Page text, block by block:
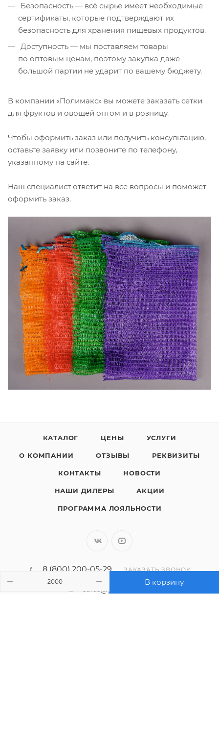
В корзину
Безопасность — всё сырье имеет необходимые
сертификаты, которые подтверждают их
безопасность для хранения пищевых продуктов.
Доступность — мы поставляем товары
по оптовым ценам, поэтому закупка даже
большой партии не ударит по вашему бюджету.
В компании «Полимакс» вы можете заказать сетки
для фруктов и овощей оптом и в розницу.
Чтобы оформить заказ или получить консультацию,
оставьте заявку или позвоните по телефону,
указанному на сайте.
Наш специалист ответит на все вопросы и поможет
оформить заказ.
КАТАЛОГ ЦЕНЫ УСЛУГИ
О КОМПАНИИ ОТЗЫВЫ РЕКВИЗИТЫ
КОНТАКТЫ НОВОСТИ
НАШИ ДИЛЕРЫ АКЦИИ
ПРОГРАММА ЛОЯЛЬНОСТИ
8 (800) 200-05-29 ЗАКАЗАТЬ ЗВОНОК
sales@polimaks.ru